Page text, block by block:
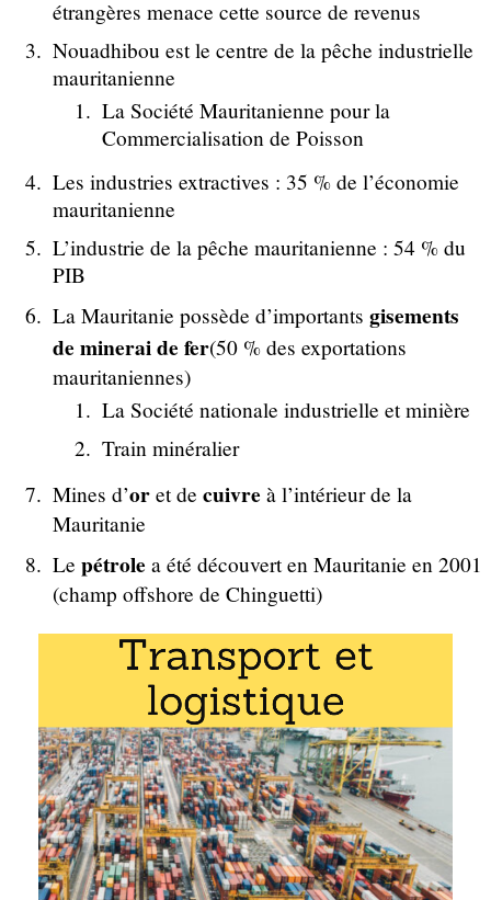
étrangères menace cette source de revenus
Nouadhibou est le centre de la pêche industrielle
mauritanienne
La Société Mauritanienne pour la
Commercialisation de Poisson
Les industries extractives : 35 % de l’économie
mauritanienne
L’industrie de la pêche mauritanienne : 54 % du
PIB
La Mauritanie possède d’importants gisements
de minerai de fer(50 % des exportations
mauritaniennes)
La Société nationale industrielle et minière
Train minéralier
Mines d’or et de cuivre à l’intérieur de la
Mauritanie
Le pétrole a été découvert en Mauritanie en 2001
(champ offshore de Chinguetti)